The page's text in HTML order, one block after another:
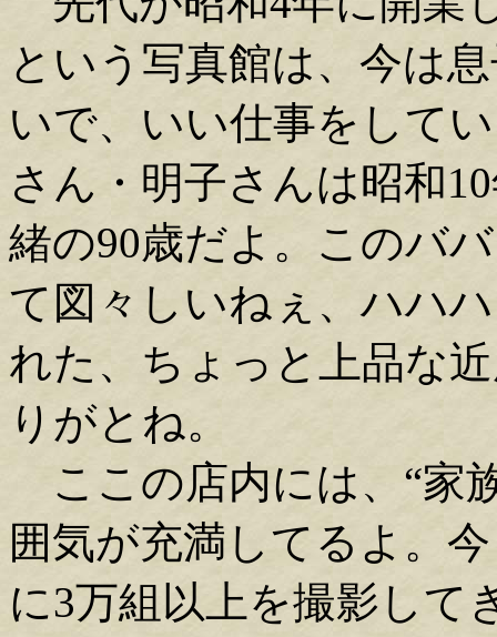
という写真館は、今は
いで、いい仕事をして
さん・明子さんは昭和
緒の90歳だよ。このバ
て図々しいねぇ、ハハ
れた、ちょっと上品な
りがとね。
ここの店内には、“家
囲気が充満してるよ。
に3万組以上を撮影して